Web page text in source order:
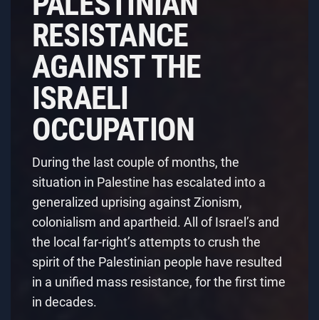
RESISTANCE
AGAINST THE
ISRAELI
OCCUPATION
During the last couple of months, the
situation in Palestine has escalated into a
generalized uprising against Zionism,
colonialism and apartheid. All of Israel’s and
the local far-right’s attempts to crush the
spirit of the Palestinian people have resulted
in a unified mass resistance, for the first time
in decades.